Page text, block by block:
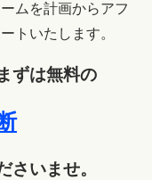
ムを計画からアフ
トいたします。
ずは無料の
さいませ。